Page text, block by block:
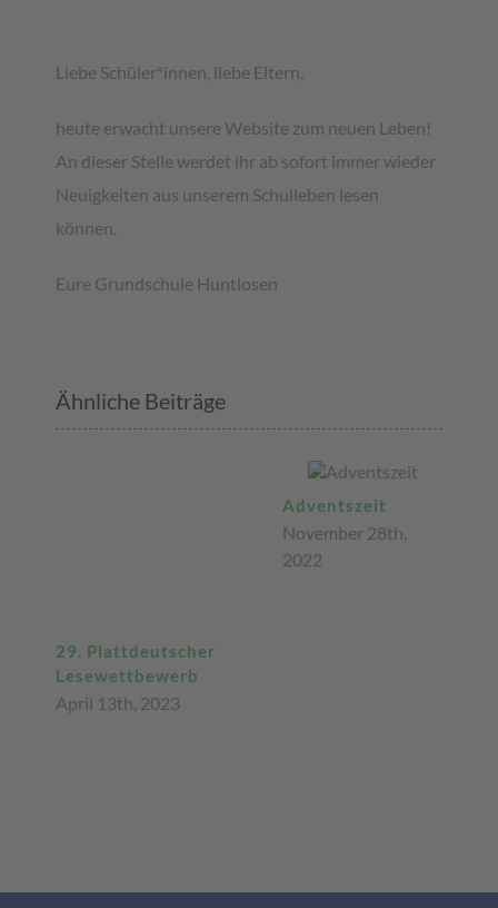
Liebe Schüler*innen, liebe Eltern,
heute erwacht unsere Website zum neuen Leben!
An dieser Stelle werdet ihr ab sofort immer wieder
Neuigkeiten aus unserem Schulleben lesen
können.
Eure Grundschule Huntlosen
Ähnliche Beiträge
29. Plattdeutscher
Lesewettbewerb
April 13th, 2023
Adventszeit
November 28th,
2022